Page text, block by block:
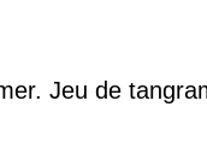
Jeu de